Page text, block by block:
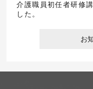
介護職員初任者研修
した。
お